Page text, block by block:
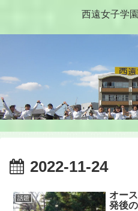
西遠女子学
2022-11-24
話題
オー
発後